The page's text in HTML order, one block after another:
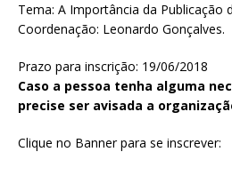
Tema: A Importância da Publicação
Coordenação: Leonardo Gonçalves.
Prazo para inscrição: 19/06/2018
Caso a pessoa tenha alguma
precise ser avisada a
Clique no Banner para se inscrever: